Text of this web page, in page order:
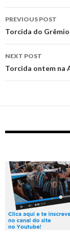
Post
navigation
PREVIOUS POST
Torcida do
NEXT POST
Torcida ontem na